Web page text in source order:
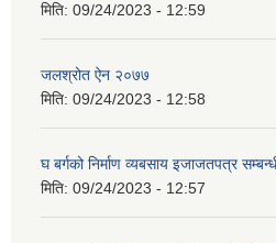
मिति: 09/24/2023 - 12:59
जलश्रोत ऐन २०७७
मिति: 09/24/2023 - 12:58
घ बर्गको निर्माण व्यबसाय इजाजतपत्र
मिति: 09/24/2023 - 12:57